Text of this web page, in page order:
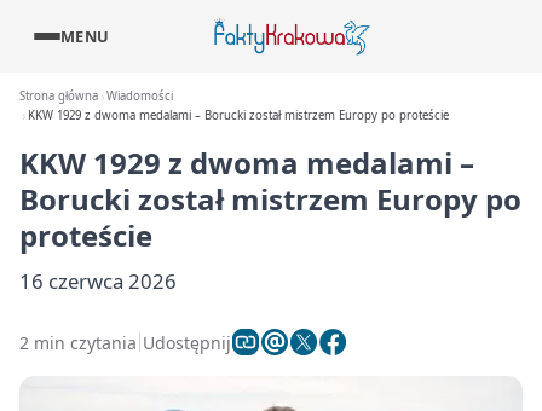
MENU
Strona główna Wiadomości
KKW 1929 z dwoma medalami – Borucki został mistrzem Europy po proteście
KKW 1929 z dwoma medalami –
Borucki został mistrzem Europy po
proteście
16 czerwca 2026
2 min czytania Udostępnij